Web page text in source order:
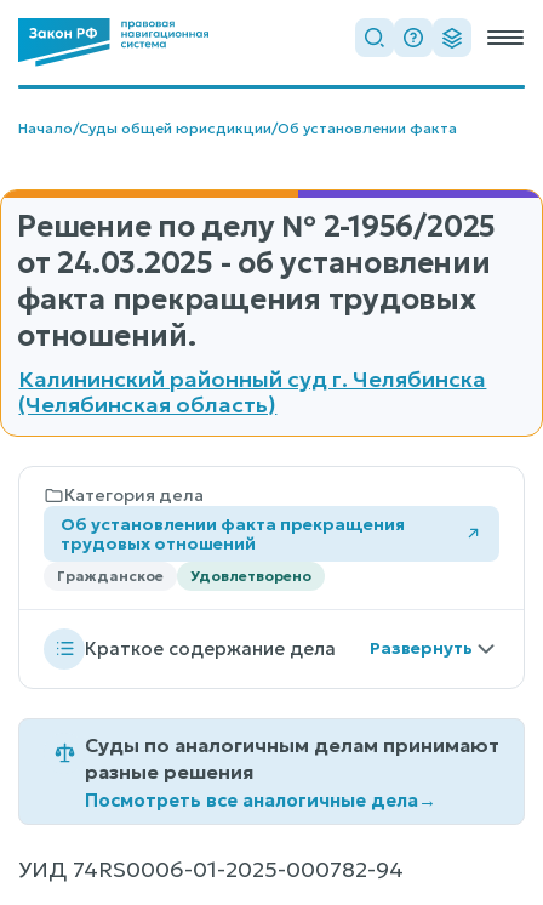
Начало/Суды общей юрисдикции/Об установлении факта
Решение по делу № 2-1956/2025
от 24.03.2025 - об установлении
факта прекращения трудовых
отношений.
Калининский районный суд г. Челябинска
(Челябинская область)
Категория дела
Об установлении факта прекращения
трудовых отношений
Гражданское Удовлетворено
Краткое содержание дела
Суды по аналогичным делам принимают
разные решения
Посмотреть все аналогичные дела→
УИД 74RS0006-01-2025-000782-94